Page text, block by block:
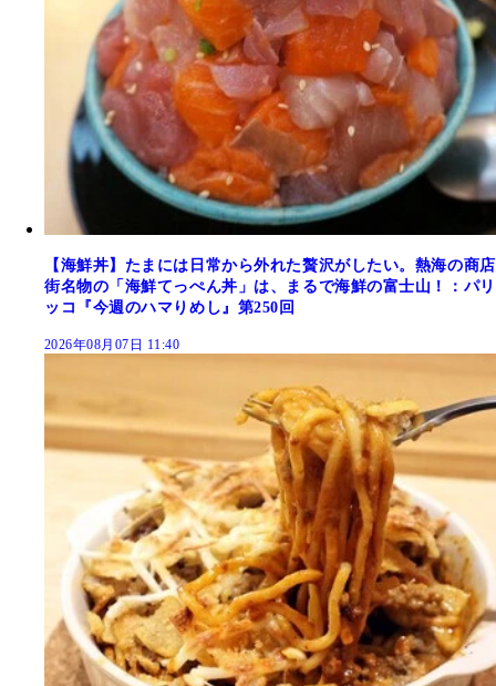
【海鮮丼】たまには日常から外れた贅沢がしたい。熱海の商店
街名物の「海鮮てっぺん丼」は、まるで海鮮の富士山！：パリ
ッコ『今週のハマりめし』第250回
2026年08月07日 11:40